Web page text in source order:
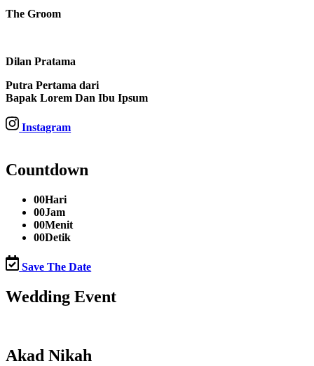
The Groom
Dilan Pratama
Putra Pertama dari
Bapak Lorem Dan Ibu Ipsum
Instagram
Countdown
00Hari
00Jam
00Menit
00Detik
Save The Date
Wedding Event
Akad Nikah